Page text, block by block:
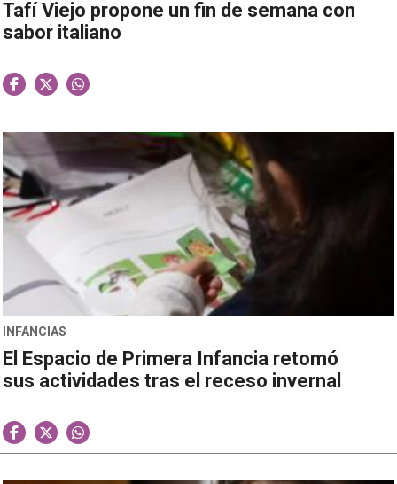
Tafí Viejo propone un fin de semana con
sabor italiano
INFANCIAS
El Espacio de Primera Infancia retomó
sus actividades tras el receso invernal